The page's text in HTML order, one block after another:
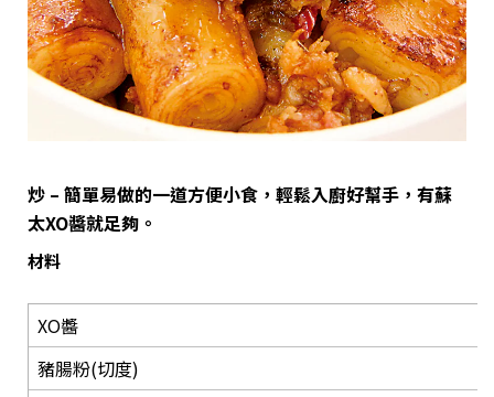
炒 – 簡單易做的一道方便小食，輕鬆入廚好幫手，有蘇
太XO醬就足夠。
材料
XO醬
豬腸粉(切度)